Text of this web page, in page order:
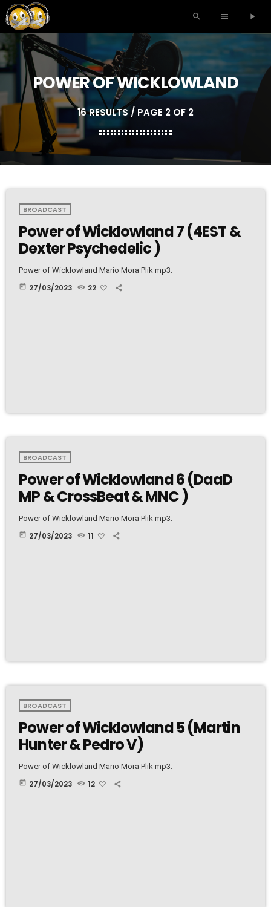
search menu play_arrow
POWER OF WICKLOWLAND
16 RESULTS / PAGE 2 OF 2
BROADCAST
Power of Wicklowland 7 (4EST &
Dexter Psychedelic )
Power of Wicklowland Mario Mora Plik mp3.
today 27/03/2023 22
BROADCAST
Power of Wicklowland 6 (DaaD
MP & CrossBeat & MNC )
Power of Wicklowland Mario Mora Plik mp3.
today 27/03/2023 11
BROADCAST
Power of Wicklowland 5 (Martin
Hunter & Pedro V)
Power of Wicklowland Mario Mora Plik mp3.
today 27/03/2023 12